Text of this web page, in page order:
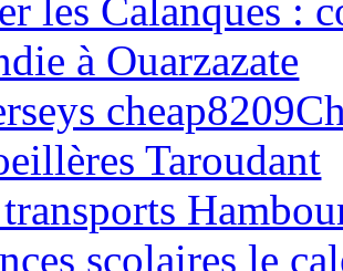
les Calanques :
à Ouarzazate
Taroudant
scolaires le